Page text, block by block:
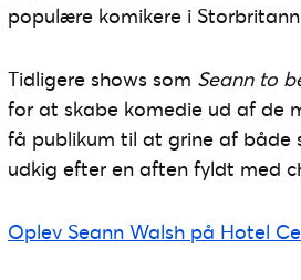
populære komikere i
Tidligere shows som Seann to
for at skabe komedie ud af de
få publikum til at grine af både
udkig efter en aften fyldt med
Oplev Seann Walsh på Hotel